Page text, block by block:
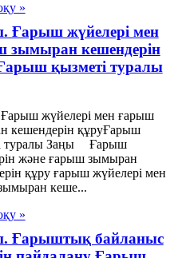
»
Ғарыш жүйелері мен
зымыран кешендерін
қызметі туралы
Ғарыш жүйелері мен ғарыш
кешендерін құруҒарыш
туралы Заңы Ғарыш
және ғарыш зымыран
құру ғарыш жүйелері мен
кеше...
»
Ғарыштық байланыс